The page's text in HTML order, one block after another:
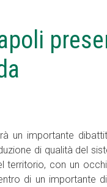
un importante
di qualità del
con un
di un importante